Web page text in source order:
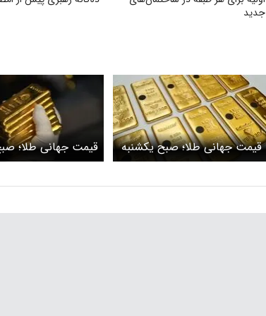
جدید
قیمت جهانی طلا؛ صبح یکشنبه
۲۸ بهمن
قیمت جهانی طلا؛
پنج‌شنبه ۲۵ بهمن